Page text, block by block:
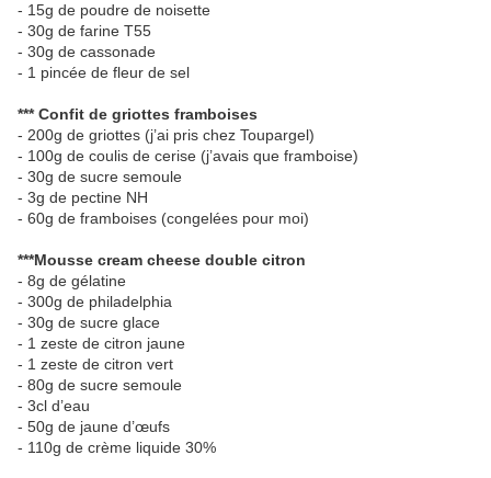
- 15g de poudre de noisette
- 30g de farine T55
- 30g de cassonade
- 1 pincée de fleur de sel
*** Confit de griottes framboises
- 200g de griottes (j’ai pris chez Toupargel)
- 100g de coulis de cerise (j’avais que framboise)
- 30g de sucre semoule
- 3g de pectine NH
- 60g de framboises (congelées pour moi)
***Mousse cream cheese double citron
- 8g de gélatine
- 300g de philadelphia
- 30g de sucre glace
- 1 zeste de citron jaune
- 1 zeste de citron vert
- 80g de sucre semoule
- 3cl d’eau
- 50g de jaune d’œufs
- 110g de crème liquide 30%